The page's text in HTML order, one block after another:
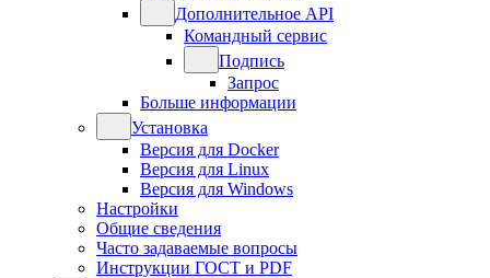
Дополнительное API
Командный сервис
Подпись
Запрос
Больше информации
Установка
Версия для Docker
Версия для Linux
Версия для Windows
Настройки
Общие сведения
Часто задаваемые вопросы
Инструкции ГОСТ и PDF